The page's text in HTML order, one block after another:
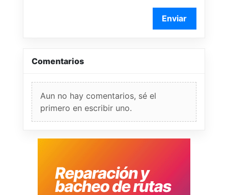
Enviar
Comentarios
Aun no hay comentarios, sé el
primero en escribir uno.